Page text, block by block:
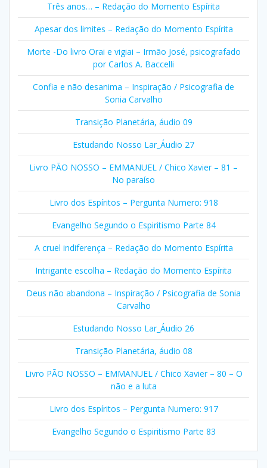
Três anos… – Redação do Momento Espírita
Apesar dos limites – Redação do Momento Espírita
Morte -Do livro Orai e vigiai – Irmão José, psicografado
por Carlos A. Baccelli
Confia e não desanima – Inspiração / Psicografia de
Sonia Carvalho
Transição Planetária, áudio 09
Estudando Nosso Lar_Áudio 27
Livro PÃO NOSSO – EMMANUEL / Chico Xavier – 81 –
No paraíso
Livro dos Espíritos – Pergunta Numero: 918
Evangelho Segundo o Espiritismo Parte 84
A cruel indiferença – Redação do Momento Espírita
Intrigante escolha – Redação do Momento Espírita
Deus não abandona – Inspiração / Psicografia de Sonia
Carvalho
Estudando Nosso Lar_Áudio 26
Transição Planetária, áudio 08
Livro PÃO NOSSO – EMMANUEL / Chico Xavier – 80 – O
não e a luta
Livro dos Espíritos – Pergunta Numero: 917
Evangelho Segundo o Espiritismo Parte 83